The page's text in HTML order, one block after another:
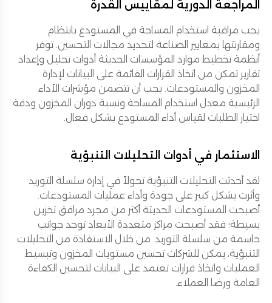
المراجعة الدورية لمقاييس القدرة
يجب مراقبة استخدام المساحة في المستودع بانتظام
ومقارنتها بمعايير الصناعة لتحديد مجالات التحسين. توفر
أنظمة تخطيط موارد المؤسسات الحديثة أدوات تحليل وإعداد
تقارير تمكن من اتخاذ القرارات القائمة على البيانات لإدارة
المخزون والمستودعات. يجب أن تتضمن مؤشرات الأداء
الرئيسية معدل استخدام المساحة ونسبة دوران المخزون ودقة
اختيار الطلبات لقياس أداء المستودع بشكل فعال.
الاستثمار في أدوات التحليلات التنبؤية
لقد أحدثت التحليلات التنبؤية تحولاً في إدارة سلسلة التوريد
وأثرت بشكل كبير على جودة وأداء عمليات المستودعات.
أصبحت المستودعات الحديثة أكثر من مجرد مرافق تخزين
بسيطة؛ فقد أصبحت مراكز متعددة الأبعاد توحد جوانب
حاسمة من سلسلة التوريد. من خلال الاستفادة من التحليلات
التنبؤية، يمكن للشركات تحسين مستويات المخزون وتبسيط
العمليات واتخاذ قرارات تعتمد على البيانات لتحسين الكفاءة
العامة ورضا العملاء.